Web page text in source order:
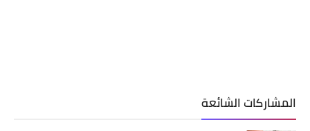
المشاركات الشائعة